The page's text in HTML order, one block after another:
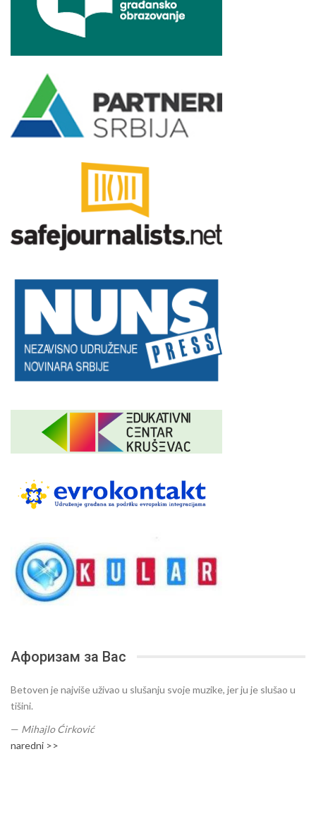
Афоризам за Вас
Betoven je najviše uživao u slušanju svoje muzike, jer ju je slušao u
tišini.
— Mihajlo Ćirković
naredni >>